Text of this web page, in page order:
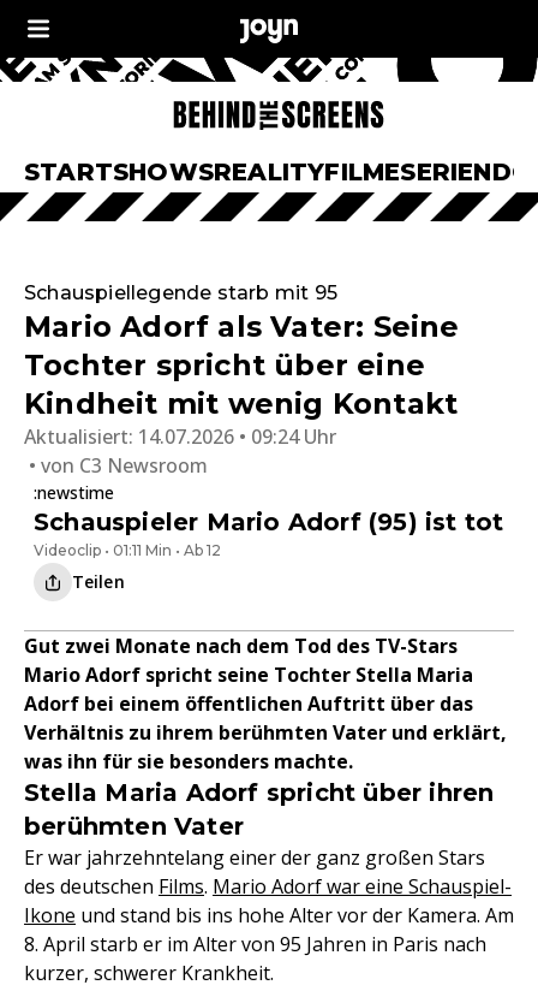
STARTSHOWSREALITYFILMESERIEN
Schauspiellegende starb mit 95
Mario Adorf als Vater: Seine
Tochter spricht über eine
Kindheit mit wenig Kontakt
Aktualisiert: 14.07.2026 • 09:24 Uhr
von C3 Newsroom
:newstime
Schauspieler Mario Adorf (95) ist tot
Videoclip • 01:11 Min • Ab 12
Teilen
Gut zwei Monate nach dem Tod des TV-Stars
Mario Adorf spricht seine Tochter Stella Maria
Adorf bei einem öffentlichen Auftritt über das
Verhältnis zu ihrem berühmten Vater und erklärt,
was ihn für sie besonders machte.
Stella Maria Adorf spricht über ihren
berühmten Vater
Er war jahrzehntelang einer der ganz großen Stars
des deutschen Films. Mario Adorf war eine Schauspiel-
Ikone und stand bis ins hohe Alter vor der Kamera. Am
8. April starb er im Alter von 95 Jahren in Paris nach
kurzer, schwerer Krankheit.